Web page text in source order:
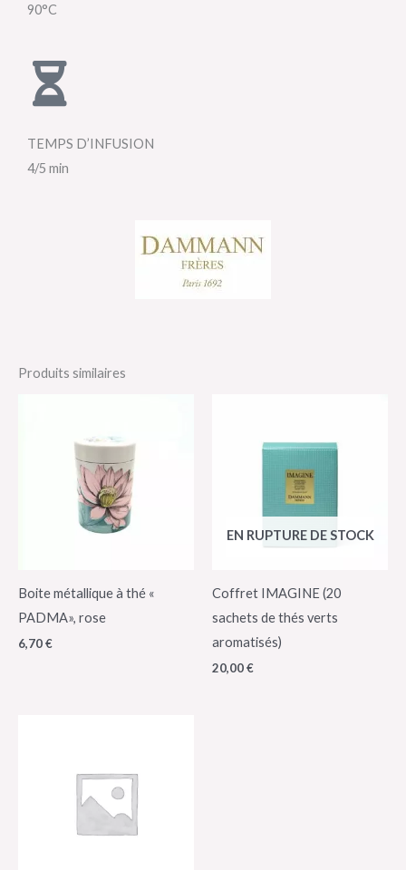
90°C
TEMPS D’INFUSION
4/5 min
Produits similaires
Boite métallique à thé «
PADMA», rose
6,70€
EN RUPTURE DE STOCK
Coffret IMAGINE (20
sachets de thés verts
aromatisés)
20,00€